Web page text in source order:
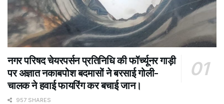
नगर परिषद चेयरपर्सन प्रतिनिधि की फॉर्च्यूनर गाड़ी
पर अज्ञात नकाबपोश बदमासों ने बरसाई गोली-
चालक ने हवाई फायरिंग कर बचाई जान।
957 SHARES